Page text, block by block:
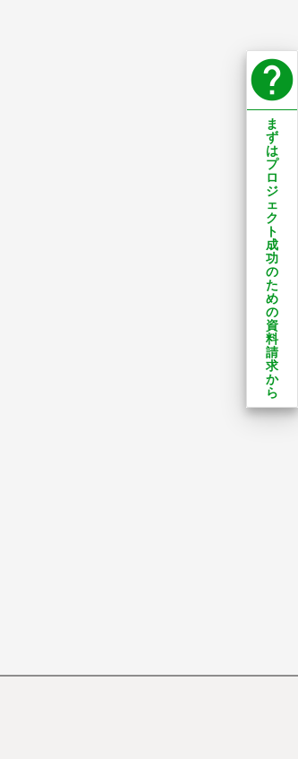
help
ま
ず
は
プ
ロ
ジ
ェ
ク
ト
成
功
の
た
め
の
資
料
請
求
か
ら